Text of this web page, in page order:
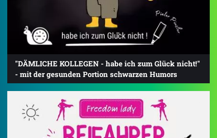
"DÄMLICHE KOLLEGEN - habe ich zum Glück nicht!"
- mit der gesunden Portion schwarzen Humors